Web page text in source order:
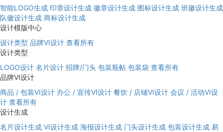
智能LOGO生成 印章设计生成 徽章设计生成 图标设计生成 班徽设计生成
队徽设计生成 商标设计生成
设计模版中心
设计类型 品牌VI设计 查看所有
设计类型
LOGO设计 名片设计 招牌/门头 包装瓶帖 包装袋 查看所有
品牌VI设计
商品 / 包装VI设计 办公 / 宣传VI设计 餐饮 / 店铺VI设计 会议 / 活动VI设
计 查看所有
设计生成
名片设计生成 VI设计生成 海报设计生成 门头设计生成 包装设计生成 易